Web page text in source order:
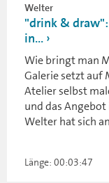
Welter
"drink &
in...
Wie bringt man
Galerie setzt auf
Atelier selbst
und das
Welter hat sich
Länge: 00:03:47